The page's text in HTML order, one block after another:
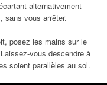
alternativement
sans vous arrêter.
posez les mains sur le
vous descendre à
soient parallèles au sol.